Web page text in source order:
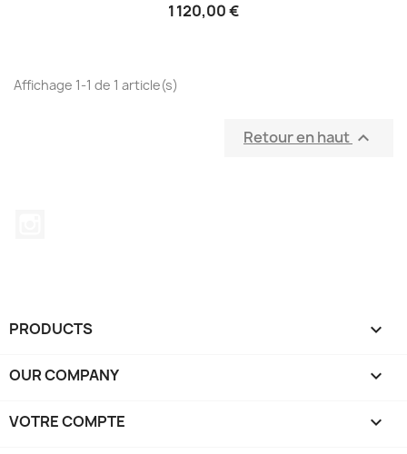
1 120,00 €
Affichage 1-1 de 1 article(s)
Retour en haut 
PRODUCTS 
OUR COMPANY 
VOTRE COMPTE 